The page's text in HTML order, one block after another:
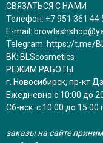
СВЯЗАТЬСЯ С НАМИ
Телефон: +7 951 361 44
E-mail:
Telegram: https://t.me/
BK: BLScosmetics
РЕЖИМ РАБОТЫ
г. Новосибирск, пр-кт
Ежедневно с 10:00 до
Сб-вск: с 10:00 до 15:00
заказы на сайте